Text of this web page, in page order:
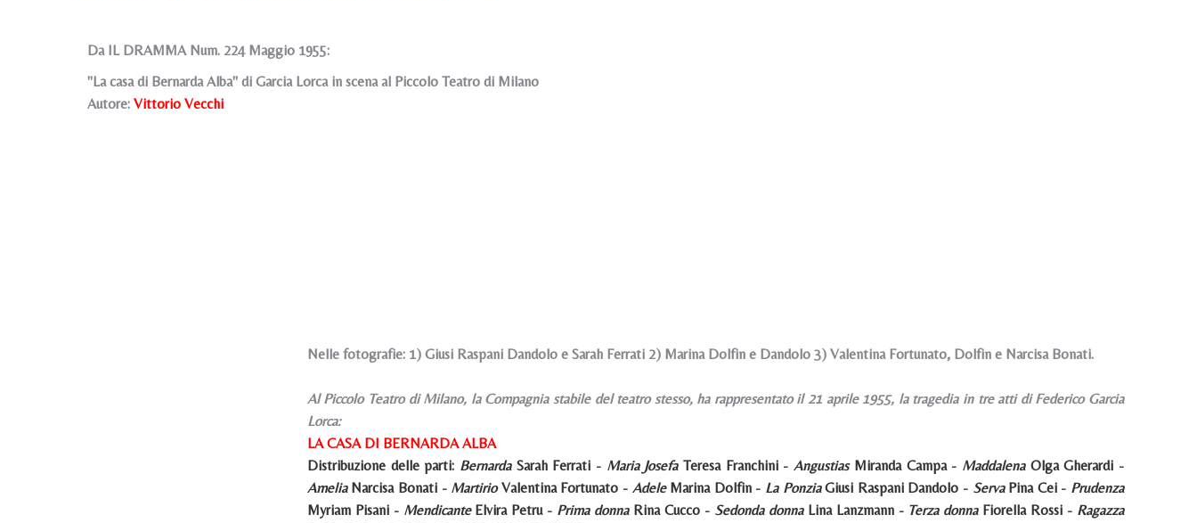
Da IL DRAMMA Num. 224 Maggio 1955:
"La casa di Bernarda Alba" di Garcia Lorca in scena al Piccolo Teatro di Milano
Autore: Vittorio Vecchi
Nelle fotografie: 1) Giusi Raspani Dandolo e Sarah Ferrati 2) Marina Dolfin e Dandolo 3) Valentina Fortunato, Dolfin e Narcisa Bonati.
Al Piccolo Teatro di Milano, la Compagnia stabile del teatro stesso, ha rappresentato il 21 aprile 1955, la tragedia in tre atti di Federico Garcia
Lorca:
LA CASA DI BERNARDA ALBA
Distribuzione delle parti: BernardaSarah Ferrati - Maria JosefaTeresa Franchini -AngustiasMiranda Campa - MaddalenaOlga Gherardi -
AmeliaNarcisa Bonati - MartirioValentina Fortunato - AdeleMarina Dolfin - La PonziaGiusi Raspani Dandolo - ServaPina Cei - Prudenza
Myriam Pisani - MendicanteElvira Petru - Prima donnaRina Cucco - Sedonda donnaLina Lanzmann - Terza donnaFiorella Rossi - Ragazza